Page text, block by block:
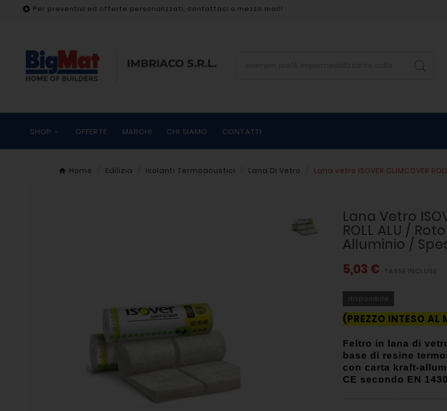
 Per preventivi ed offerte personalizzati, contattaci a mezzo mail!
SHOP OFFERTE MARCHI CHI SIAMO CONTATTI
Home Edilizia Isolanti Termoacustici Lana Di Vetro Lana vetro ISOVER CLIMCOVER
Lana Vetro
ROLL ALU /
Alluminio /
5,03 € TASSE INCLUSE
disponibile
(PREZZO INTESO AL
Feltro in lana di
base di resine
con carta kraft-
CE secondo EN